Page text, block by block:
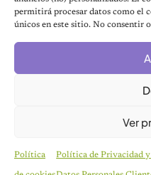
permitirá procesar datos como el
únicos en este sitio. No consentir
Ver
Política Política de Privacidad
Política